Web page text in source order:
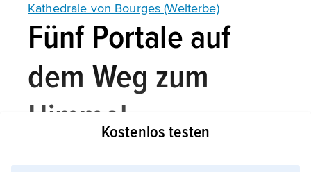
Kathedrale von Bourges (Welterbe)
Fünf Portale auf
dem Weg zum
HimmelKostenlos testen